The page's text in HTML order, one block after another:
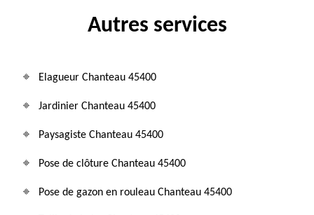
Autres services
Elagueur Chanteau 45400
Jardinier Chanteau 45400
Paysagiste Chanteau 45400
Pose de clôture Chanteau 45400
Pose de gazon en rouleau Chanteau 45400